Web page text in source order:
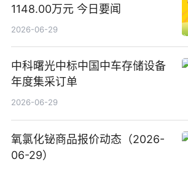
1148.00万元 今日要闻
2026-06-29
中科曙光中标中国中车存储设备
年度集采订单
2026-06-29
氧氯化铋商品报价动态（2026-
06-29）